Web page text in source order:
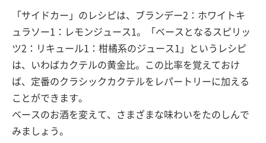
「サイドカー」のレシピは、ブランデー2：ホワイトキ
ュラソー1：レモンジュース1。「ベースとなるスピリッ
ツ2：リキュール1：柑橘系のジュース1」というレシピ
は、いわばカクテルの黄金比。この比率を覚えておけ
ば、定番のクラシックカクテルをレパートリーに加える
ことができます。
ベースのお酒を変えて、さまざまな味わいをたのしんで
みましょう。